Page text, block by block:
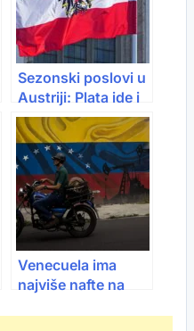
Sezonski poslovi u
Austriji: Plata ide i
do 3.000 eura –
evo gdje se najviše
traži
Venecuela ima
najviše nafte na